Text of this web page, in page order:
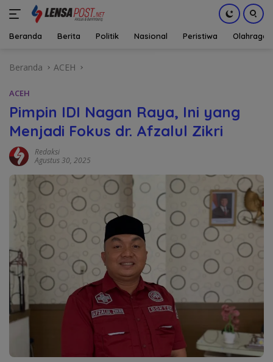
Beranda Berita Politik Nasional Peristiwa Olahraga
Beranda ACEH
ACEH
Pimpin IDI Nagan Raya, Ini yang
Menjadi Fokus dr. Afzalul Zikri
Redaksi
Agustus 30, 2025